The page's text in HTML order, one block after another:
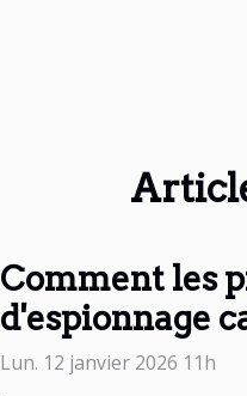
Comment les
d'espionnage
Lun. 12 janvier 2026 11h